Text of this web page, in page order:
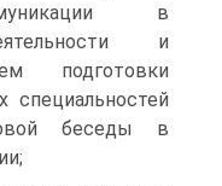
в
и
подготовки
специальностей
беседы в